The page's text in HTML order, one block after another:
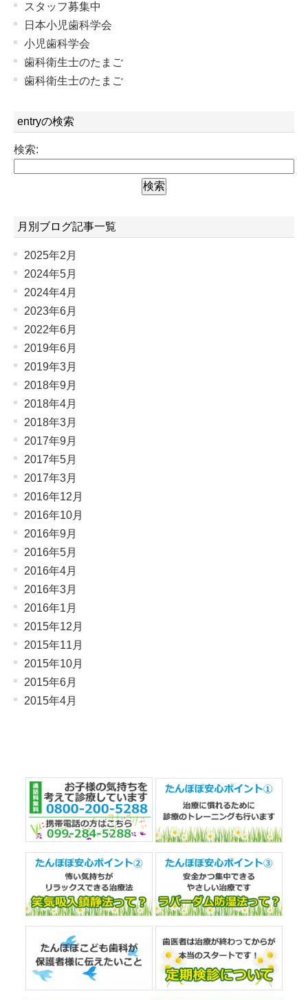
スタッフ募集中
日本小児歯科学会
小児歯科学会
歯科衛生士のたまご
歯科衛生士のたまご
entryの検索
検索:
月別ブログ記事一覧
2025年2月
2024年5月
2024年4月
2023年6月
2022年6月
2019年6月
2019年3月
2018年9月
2018年4月
2018年3月
2017年9月
2017年5月
2017年3月
2016年12月
2016年10月
2016年9月
2016年5月
2016年4月
2016年3月
2016年1月
2015年12月
2015年11月
2015年10月
2015年6月
2015年4月